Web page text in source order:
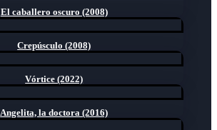
El caballero oscuro (2008)
Crepúsculo (2008)
Vórtice (2022)
Angelita, la doctora (2016)